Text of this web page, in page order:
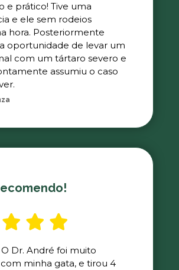
e prático! Tive uma
e ele sem rodeios
hora. Posteriormente
oportunidade de levar um
com um tártaro severo e
assumiu o caso
Dr. André foi muito
minha gata, e tirou 4